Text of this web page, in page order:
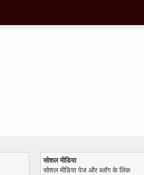
सोशल मीडिया
सोशल मीडिया पेज और ब्लॉग के लिंक